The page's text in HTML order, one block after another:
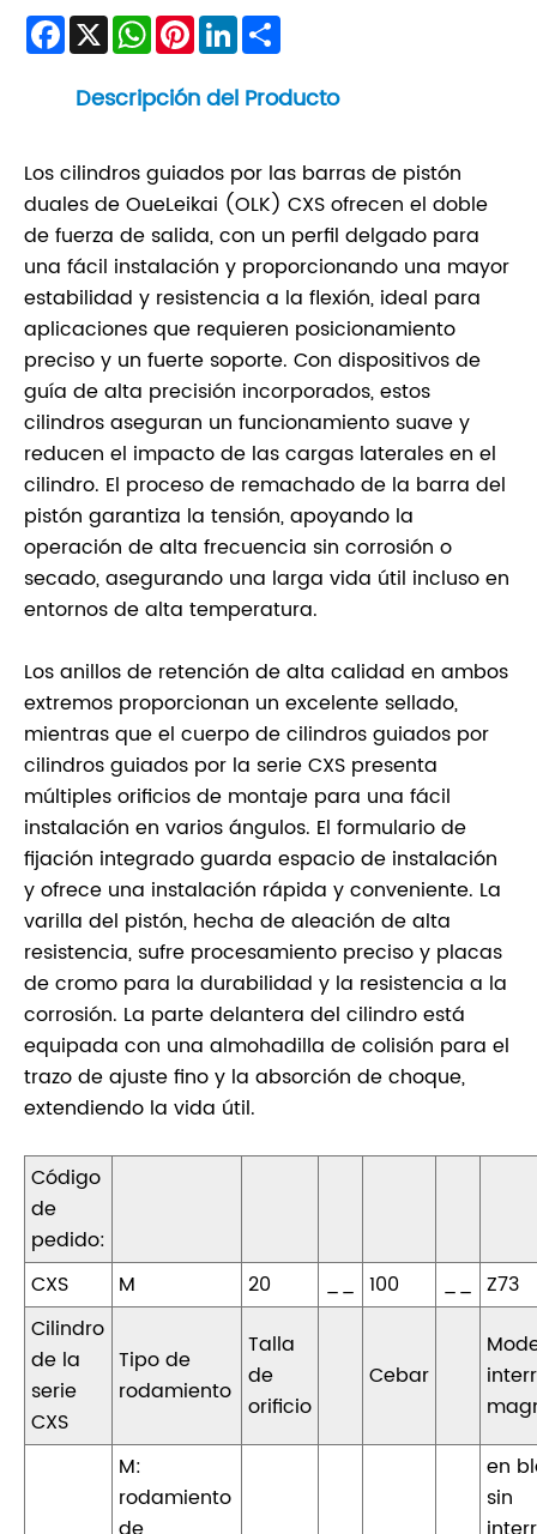
Facebook
X WhatsApp
Pinterest
LinkedIn
Descripción del Producto
Los cilindros guiados por las barras de pistón
duales de OueLeikai (OLK) CXS ofrecen el doble
de fuerza de salida, con un perfil delgado para
una fácil instalación y proporcionando una mayor
estabilidad y resistencia a la flexión, ideal para
aplicaciones que requieren posicionamiento
preciso y un fuerte soporte. Con dispositivos de
guía de alta precisión incorporados, estos
cilindros aseguran un funcionamiento suave y
reducen el impacto de las cargas laterales en el
cilindro. El proceso de remachado de la barra del
pistón garantiza la tensión, apoyando la
operación de alta frecuencia sin corrosión o
secado, asegurando una larga vida útil incluso en
entornos de alta temperatura.
Los anillos de retención de alta calidad en ambos
extremos proporcionan un excelente sellado,
mientras que el cuerpo de cilindros guiados por
cilindros guiados por la serie CXS presenta
múltiples orificios de montaje para una fácil
instalación en varios ángulos. El formulario de
fijación integrado guarda espacio de instalación
y ofrece una instalación rápida y conveniente. La
varilla del pistón, hecha de aleación de alta
resistencia, sufre procesamiento preciso y placas
de cromo para la durabilidad y la resistencia a la
corrosión. La parte delantera del cilindro está
equipada con una almohadilla de colisión para el
trazo de ajuste fino y la absorción de choque,
extendiendo la vida útil.
Código
de
pedido:
CXS
M 20 __ 100 __ Z73
Cilindro
de la
serie
CXS
Tipo de
rodamiento
Talla
de
orificio
Cebar
M:
rodamiento
en
sin